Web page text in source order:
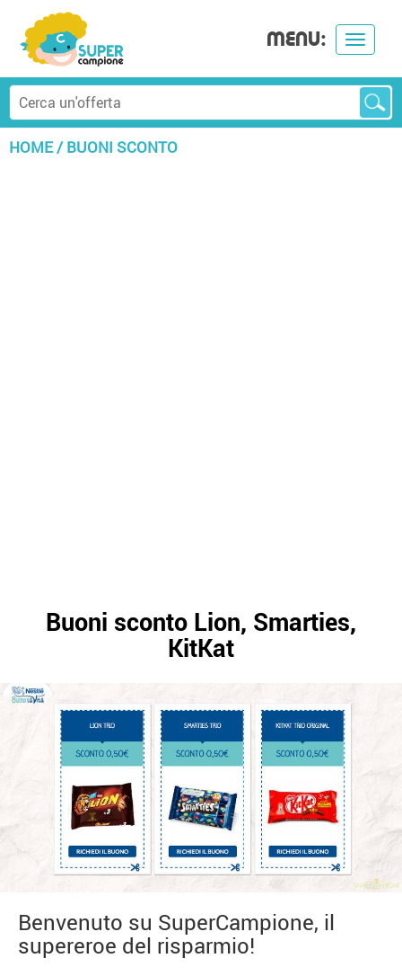
Toggle
MENU:
HOME/BUONI SCONTO
Buoni sconto Lion, Smarties,
KitKat
Benvenuto su SuperCampione, il
supereroe del risparmio!